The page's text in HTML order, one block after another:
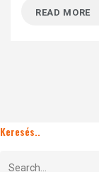
READ MORE
Keresés..